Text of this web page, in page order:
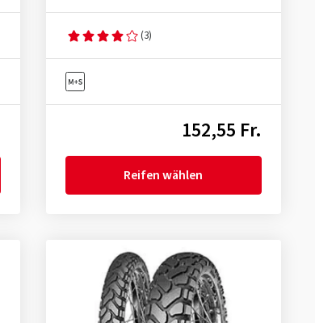
(3)
152,55 Fr.
Reifen wählen